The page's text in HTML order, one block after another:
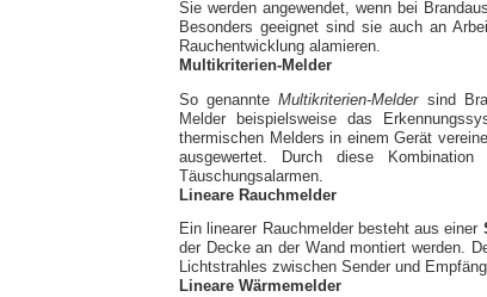
Sie werden angewendet, wenn bei
Besonders geeignet sind sie auch an
Rauchentwicklung alamieren.
Multikriterien-Melder
So genannteMultikriterien-Meldersind
Melder beispielsweise das
thermischen Melders in einem Gerät
ausgewertet. Durch diese
Täuschungsalarmen.
Lineare Rauchmelder
Ein linearer Rauchmelder besteht aus einer
der Decke an der Wand montiert werden.
Lichtstrahles zwischen Sender und
Lineare Wärmemelder